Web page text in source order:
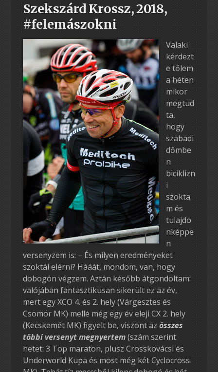
Szekszárd Krossz, 2018,
#felemászokni
Valaki
kérdezt
e tőlem
a héten
mikor
megtud
ta,
hogy
szabadi
dőmbe
n
biciklizn
i
szokta
m és
tulajdo
nképpe
n
versenyzem is: – És milyen eredményeket
szoktál elérni? Hááát, mondom, van, hogy
dobogón végzem. Aztán később átgondoltam:
valójában fantasztikusan sikerült ez az év,
mert egy XCO 4. és 2. hely (Várgesztes és
Csömör MK) mellé még egy év eleji CX 2. hely
(Kecskemét MK) figyelt be, viszont az összes
többi versenyt megnyertem(szám szerint
hetet: 3 Top maraton, plusz Crosskovácsi és
Underworld Kupa és most még két Cyclocross